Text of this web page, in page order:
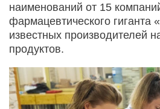
наименований от 15
фармацевтического гиганта
известных производителей
продуктов.